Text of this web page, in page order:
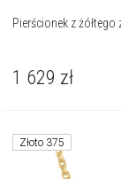
Pierścionek z
1 629 zł
Złoto 375